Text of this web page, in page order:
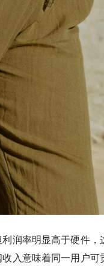
润率明显高于硬件，
入意味着同一用户可